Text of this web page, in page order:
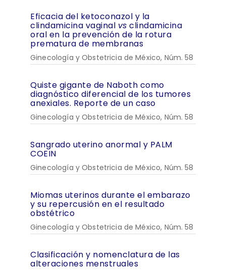
Eficacia del ketoconazol y la
clindamicina vaginal vs clindamicina
oral en la prevención de la rotura
prematura de membranas
Ginecología y Obstetricia de México, Núm. 58
Quiste gigante de Naboth como
diagnóstico diferencial de los tumores
anexiales. Reporte de un caso
Ginecología y Obstetricia de México, Núm. 58
Sangrado uterino anormal y PALM
COEIN
Ginecología y Obstetricia de México, Núm. 58
Miomas uterinos durante el embarazo
y su repercusión en el resultado
obstétrico
Ginecología y Obstetricia de México, Núm. 58
Clasificación y nomenclatura de las
alteraciones menstruales